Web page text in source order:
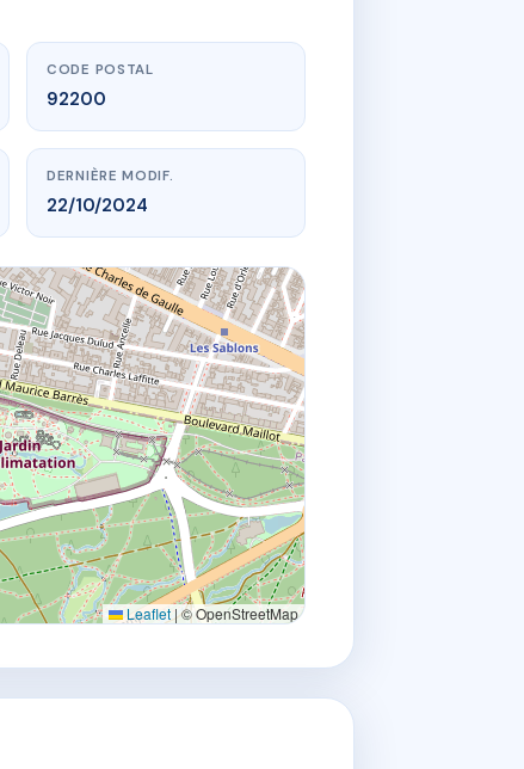
CODE POSTAL
92200
DERNIÈRE MODIF.
22/10/2024
Leaflet|© OpenStreetMap